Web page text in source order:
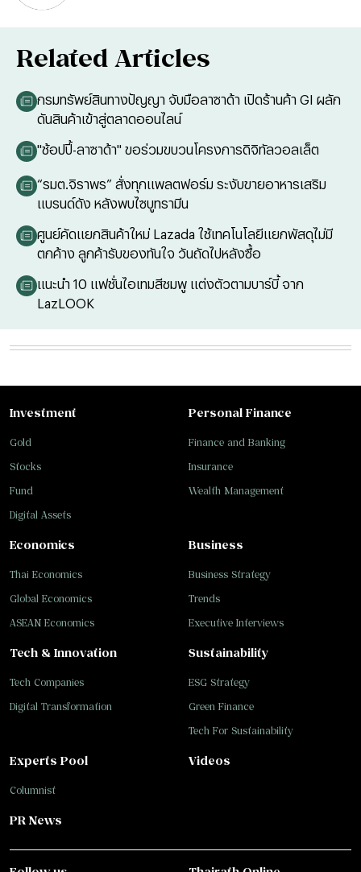
Related Articles
กรมทรัพย์สินทางปัญญา จับมือลาซาด้า เปิดร้านค้า GI ผลัก
ดันสินค้าเข้าสู่ตลาดออนไลน์
"ช้อปปี้-ลาซาด้า" ขอร่วมขบวนโครงการดิจิทัลวอลเล็ต
“รมต.จิราพร” สั่งทุกแพลตฟอร์ม ระงับขายอาหารเสริม
แบรนด์ดัง หลังพบไซบูทรามีน
ศูนย์คัดแยกสินค้าใหม่ Lazada ใช้เทคโนโลยีแยกพัสดุไม่มี
ตกค้าง ลูกค้ารับของทันใจ วันถัดไปหลังซื้อ
แนะนำ 10 แฟชั่นไอเทมสีชมพู แต่งตัวตามบาร์บี้ จาก
LazLOOK
Investment
Gold
Stocks
Fund
Digital Assets
Personal Finance
Finance and Banking
Insurance
Wealth Management
Business
Business Strategy
Trends
Executive Interviews
Tech & Innovation
Tech Companies
Digital Transformation
Sustainability
ESG Strategy
Green Finance
Tech For Sustainability
Economics
Thai Economics
Global Economics
ASEAN Economics
Experts Pool
Columnist
Videos
PR News